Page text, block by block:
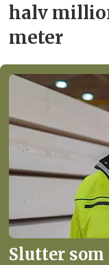
halv
meter
Slutter